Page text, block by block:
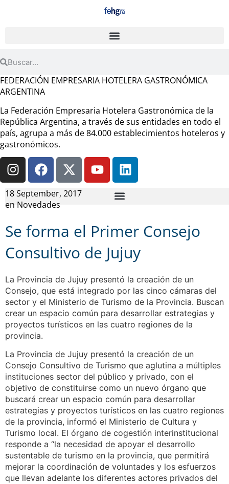
FEDERACIÓN EMPRESARIA HOTELERA GASTRONÓMICA
ARGENTINA
La Federación Empresaria Hotelera Gastronómica de la
República Argentina, a través de sus entidades en todo el
país, agrupa a más de 84.000 establecimientos hoteleros y
gastronómicos.
18 September, 2017
en Novedades
Se forma el Primer Consejo
Consultivo de Jujuy
La Provincia de Jujuy presentó la creación de un
Consejo, que está integrado por las cinco cámaras del
sector y el Ministerio de Turismo de la Provincia. Buscan
crear un espacio común para desarrollar estrategias y
proyectos turísticos en las cuatro regiones de la
provincia.
La Provincia de Jujuy presentó la creación de un
Consejo Consultivo de Turismo que aglutina a múltiples
instituciones sector del público y privado, con el
objetivo de constituirse como un nuevo órgano que
buscará crear un espacio común para desarrollar
estrategias y proyectos turísticos en las cuatro regiones
de la provincia, informó el Ministerio de Cultura y
Turismo local. El órgano de cogestión interinstitucional
responde a “la necesidad de apoyar el desarrollo
sustentable de turismo en la provincia, que permitirá
mejorar la coordinación de voluntades y los esfuerzos
que llevan adelante los diferentes actores privados del